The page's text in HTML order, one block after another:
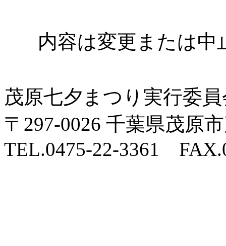
内容は変更または
茂原七夕まつり実行委
〒297-0026 千葉県茂原
TEL.0475-22-3361